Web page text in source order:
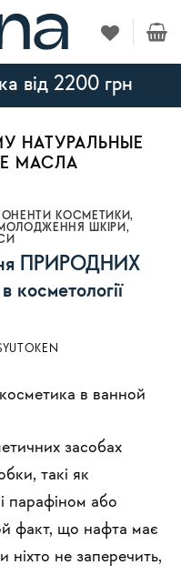
від 2200 грн
НАТУРАЛЬНЫЕ
МАСЛА
КОСМЕТИКИ,
ШКІРИ ,
ПРИРОДНИХ
засобах
такі як
парафіном або
факт, що нафта має
ніхто не заперечить,